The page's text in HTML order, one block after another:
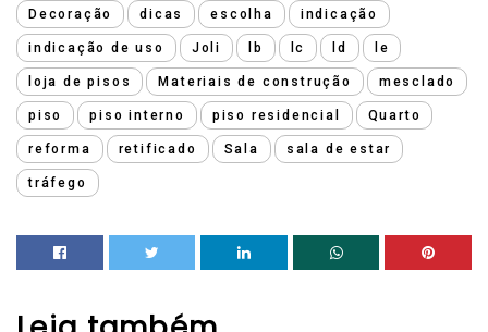
Decoração dicas escolha indicação
indicação de uso Joli lb lc ld le
loja de pisos Materiais de construção mesclado
piso piso interno piso residencial Quarto
reforma retificado Sala sala de estar
tráfego